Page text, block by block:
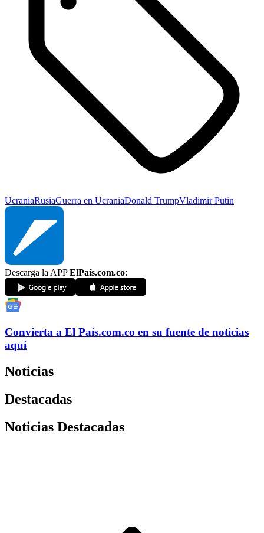
UcraniaRusiaGuerra en UcraniaDonald TrumpVladimir Putin
Descarga la APPElPaís.com.co:
Convierta a El País.com.co en su fuente de noticias
aquí
Noticias
Destacadas
Noticias Destacadas